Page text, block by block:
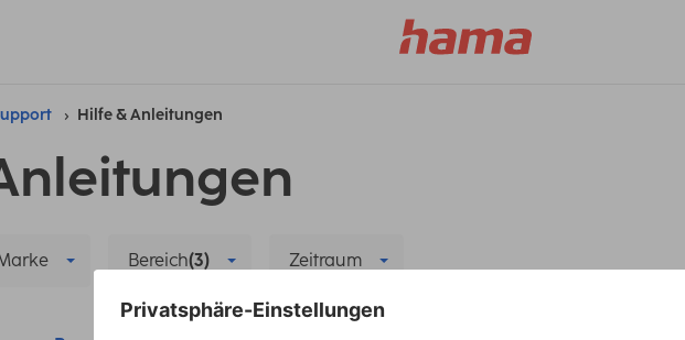
Hilfe & Anleitungen
Bereich(3) Zeitraum